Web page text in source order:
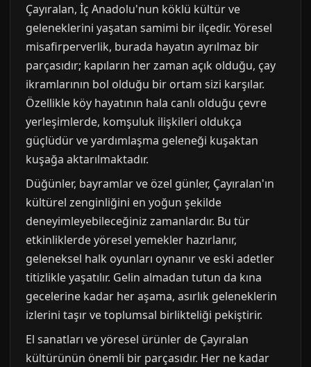
Çayıralan, İç Anadolu'nun köklü kültür ve
geleneklerini yaşatan samimi bir ilçedir. Yöresel
misafirperverlik, burada hayatın ayrılmaz bir
parçasıdır; kapıların her zaman açık olduğu, çay
ikramlarının bol olduğu bir ortam sizi karşılar.
Özellikle köy hayatının hala canlı olduğu çevre
yerleşimlerde, komşuluk ilişkileri oldukça
güçlüdür ve yardımlaşma geleneği kuşaktan
kuşağa aktarılmaktadır.
Düğünler, bayramlar ve özel günler, Çayıralan'ın
kültürel zenginliğini en yoğun şekilde
deneyimleyebileceğiniz zamanlardır. Bu tür
etkinliklerde yöresel yemekler hazırlanır,
geleneksel halk oyunları oynanır ve eski adetler
titizlikle yaşatılır. Gelin almadan tutun da kına
gecelerine kadar her aşama, asırlık geleneklerin
izlerini taşır ve toplumsal birlikteliği pekiştirir.
El sanatları ve yöresel ürünler de Çayıralan
kültürünün önemli bir parçasıdır. Her ne kadar